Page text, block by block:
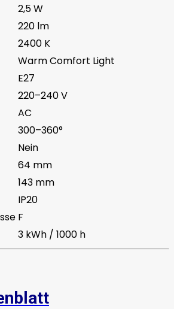
2,5 W
220 lm
2400 K
Warm Comfort Light
E27
220–240 V
AC
300–360°
Nein
64 mm
143 mm
IP20
F
3 kWh / 1000 h